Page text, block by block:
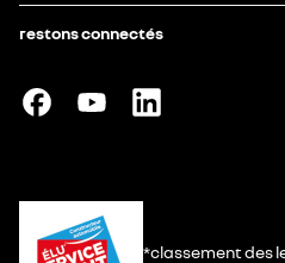
restons connectés
*classement des